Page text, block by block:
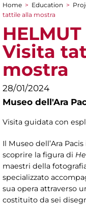
You are here
Home > Education >
tattile alla mostra
Visita
mostra
28/01/2024
Museo dell'Ara
Visita guidata con
Il Museo dell’Ara
scoprire la figura di
maestri della
specializzato
sua opera attraverso
costituito da sei